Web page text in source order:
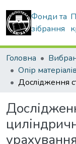
Фонди та
зібрання
Головна